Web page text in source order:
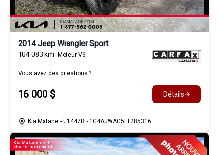
2014 Jeep Wrangler Sport
104 083 km Moteur V6
Vous avez des questions ?
16 000 $ Détails
Kia Matane - U1447B - 1C4AJWAG5EL285316